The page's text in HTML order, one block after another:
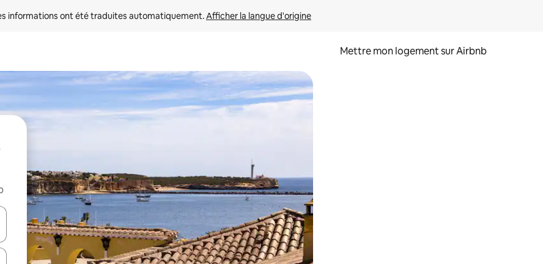
informations ont été traduites automatiquement. Afficher la langue d'origine
Mettre mon logement sur Airbnb
le haut et vers le bas pour les parcourir ou en appuyant et en faisant glisser.